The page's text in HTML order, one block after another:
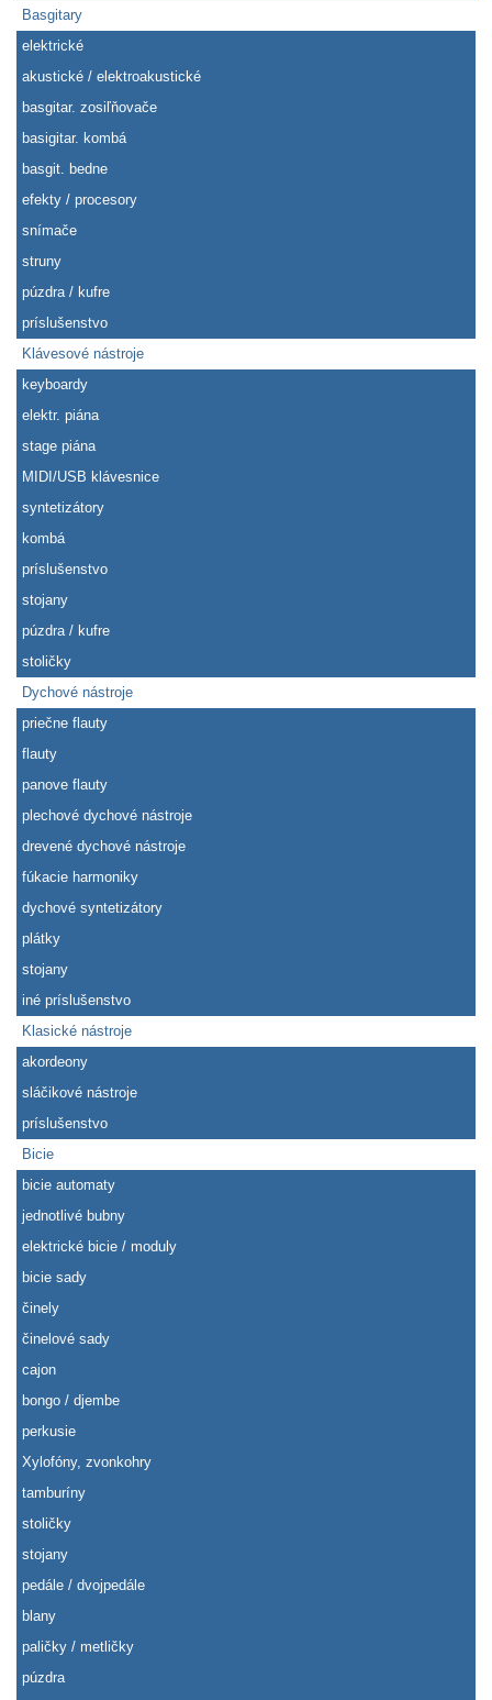
Basgitary
elektrické
akustické / elektroakustické
basgitar. zosiľňovače
basigitar. kombá
basgit. bedne
efekty / procesory
snímače
struny
púzdra / kufre
príslušenstvo
Klávesové nástroje
keyboardy
elektr. piána
stage piána
MIDI/USB klávesnice
syntetizátory
kombá
príslušenstvo
stojany
púzdra / kufre
stoličky
Dychové nástroje
priečne flauty
flauty
panove flauty
plechové dychové nástroje
drevené dychové nástroje
fúkacie harmoniky
dychové syntetizátory
plátky
stojany
iné príslušenstvo
Klasické nástroje
akordeony
sláčikové nástroje
príslušenstvo
Bicie
bicie automaty
jednotlivé bubny
elektrické bicie / moduly
bicie sady
činely
činelové sady
cajon
bongo / djembe
perkusie
Xylofóny, zvonkohry
tamburíny
stoličky
stojany
pedále / dvojpedále
blany
paličky / metličky
púzdra